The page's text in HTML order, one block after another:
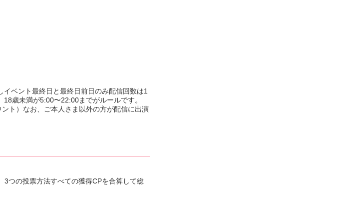
ベント最終日と最終日前日のみ配信回数は1
歳未満が5:00〜22:00までがルールです。
ト）なお、ご本人さま以外の方が配信に出演
3つの投票方法すべての獲得CPを合算して総